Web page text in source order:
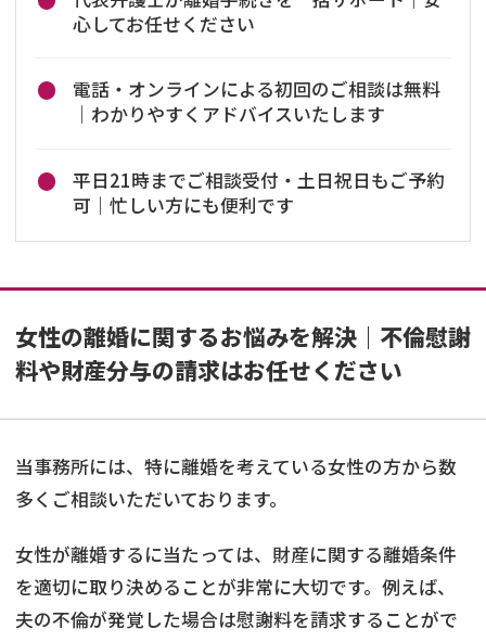
心してお任せください
電話・オンラインによる初回のご相談は無料
｜わかりやすくアドバイスいたします
平日21時までご相談受付・土日祝日もご予約
可｜忙しい方にも便利です
女性の離婚に関するお悩みを解決｜不倫慰謝
料や財産分与の請求はお任せください
当事務所には、特に離婚を考えている女性の方から数
多くご相談いただいております。
女性が離婚するに当たっては、財産に関する離婚条件
を適切に取り決めることが非常に大切です。例えば、
夫の不倫が発覚した場合は慰謝料を請求することがで